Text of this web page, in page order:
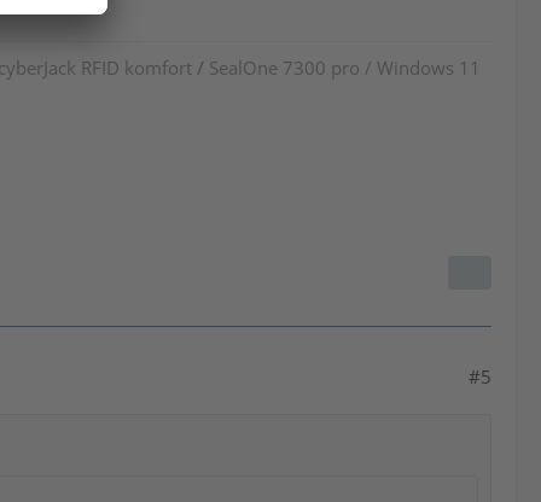
RFID komfort / SealOne 7300 pro / Windows 11
#5